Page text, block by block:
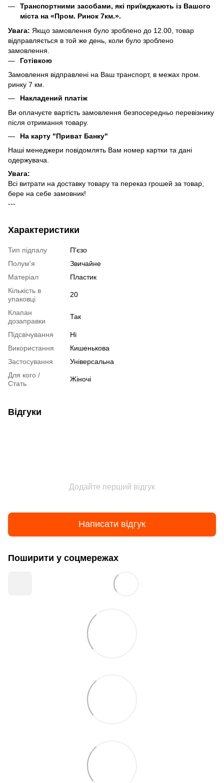
Транспортними засобами, які приїжджають із Вашого
міста на «Пром. Ринок 7км.».
Увага: Якщо замовлення було зроблено до 12.00, товар
відправляється в той же день, коли було зроблено
замовлення.
Готівкою
Замовлення відправлені на Ваш транспорт, в межах пром.
ринку 7 км.
Накладений платіж
Ви оплачуєте вартість замовлення безпосередньо перевізнику
після отримання товару.
На карту "Приват Банку"
Наші менеджери повідомлять Вам номер картки та дані
одержувача.
Увага:
Всі витрати на доставку товару та переказ грошей за товар,
бере на себе замовник!
---
Характеристики
Тип підпалу
П'єзо
Полум'я
Звичайне
Матеріал
Пластик
Кількість в
упаковці
20
Клапан
дозаправки
Так
Підсвічування
Ні
Використання
Кишенькова
Застосування
Універсальна
Для кого /
Стать
Жіночі
Відгуки
Додайте перший відгук
Написати відгук
Поширити у соцмережах